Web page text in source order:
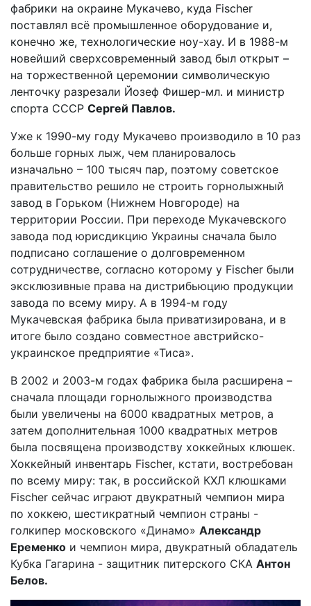
фабрики на окраине Мукачево, куда Fischer
поставлял всё промышленное оборудование и,
конечно же, технологические ноу-хау. И в 1988-м
новейший сверхсовременный завод был открыт –
на торжественной церемонии символическую
ленточку разрезали Йозеф Фишер-мл. и министр
спорта СССР Сергей Павлов.
Уже к 1990-му году Мукачево производило в 10 раз
больше горных лыж, чем планировалось
изначально – 100 тысяч пар, поэтому советское
правительство решило не строить горнолыжный
завод в Горьком (Нижнем Новгороде) на
территории России. При переходе Мукачевского
завода под юрисдикцию Украины сначала было
подписано соглашение о долговременном
сотрудничестве, согласно которому у Fischer были
эксклюзивные права на дистрибьюцию продукции
завода по всему миру. А в 1994-м году
Мукачевская фабрика была приватизирована, и в
итоге было создано совместное австрийско-
украинское предприятие «Тиса».
В 2002 и 2003-м годах фабрика была расширена –
сначала площади горнолыжного производства
были увеличены на 6000 квадратных метров, а
затем дополнительная 1000 квадратных метров
была посвящена производству хоккейных клюшек.
Хоккейный инвентарь Fischer, кстати, востребован
по всему миру: так, в российской КХЛ клюшками
Fischer сейчас играют двукратный чемпион мира
по хоккею, шестикратный чемпион страны -
голкипер московского «Динамо» Александр
Еременко и чемпион мира, двукратный обладатель
Кубка Гагарина - защитник питерского СКА Антон
Белов.